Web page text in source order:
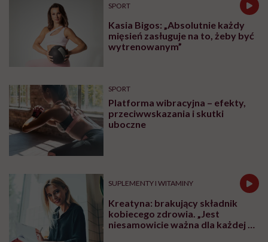
SPORT
Kasia Bigos: „Absolutnie każdy
mięsień zasługuje na to, żeby być
wytrenowanym”
SPORT
Platforma wibracyjna – efekty,
przeciwwskazania i skutki
uboczne
SUPLEMENTY I WITAMINY
Kreatyna: brakujący składnik
kobiecego zdrowia. „Jest
niesamowicie ważna dla każdej z